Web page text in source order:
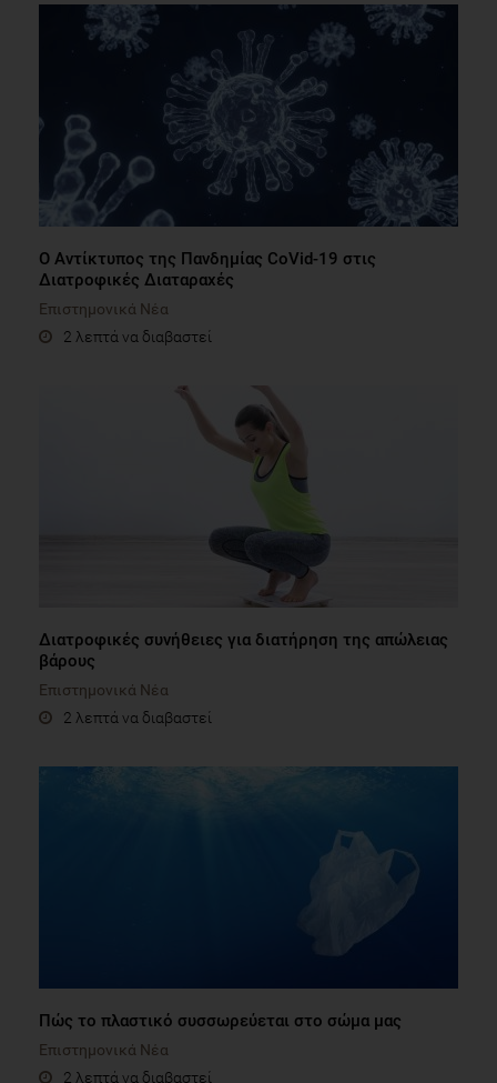
Ο Αντίκτυπος της Πανδημίας CoVid-19 στις
Διατροφικές Διαταραχές
Επιστημονικά Νέα
2 λεπτά να διαβαστεί
Διατροφικές συνήθειες για διατήρηση της απώλειας
βάρους
Επιστημονικά Νέα
2 λεπτά να διαβαστεί
Πώς το πλαστικό συσσωρεύεται στο σώμα μας
Επιστημονικά Νέα
2 λεπτά να διαβαστεί